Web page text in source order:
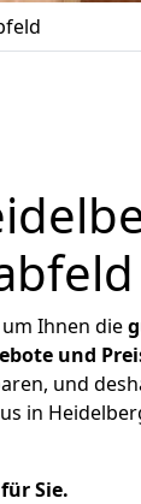
Ihnen die
und
und
in
Sie.